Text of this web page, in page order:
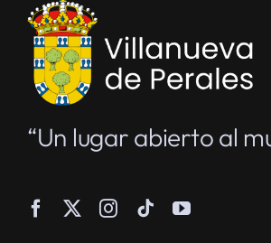
“Un lugar abierto al